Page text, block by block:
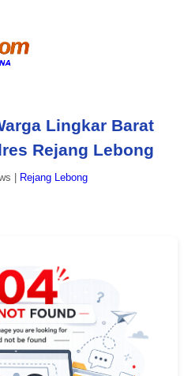
Lingkar Barat
Rejang Lebong
Rejang Lebong